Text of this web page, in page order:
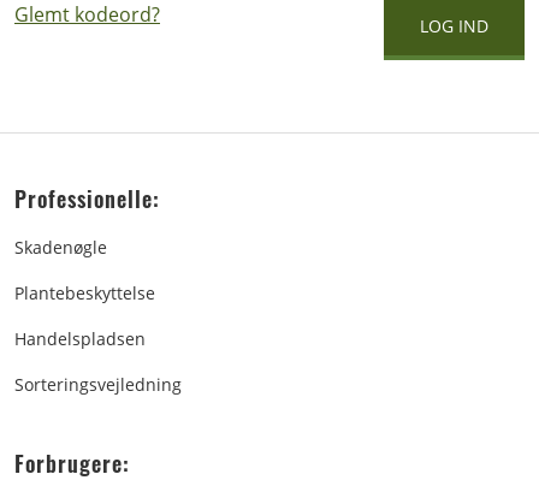
Glemt kodeord?
Professionelle:
Skadenøgle
Plantebeskyttelse
Handelspladsen
Sorteringsvejledning
Forbrugere: